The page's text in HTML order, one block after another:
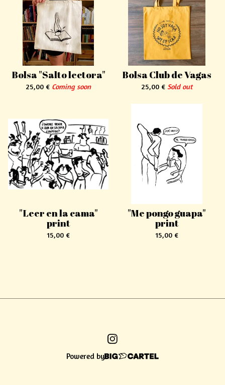
Bolsa "Salto lectora"
25,00 € Coming soon
Bolsa Club de Vagas
25,00 € Sold out
"Leer en la cama"
print
15,00 €
"Me pongo guapa"
print
15,00 €
Powered by